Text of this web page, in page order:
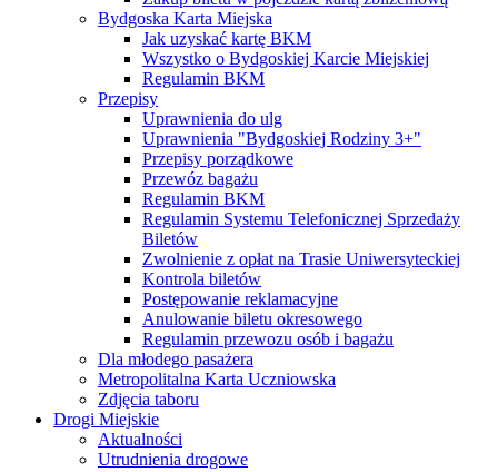
Bydgoska Karta Miejska
Jak uzyskać kartę BKM
Wszystko o Bydgoskiej Karcie Miejskiej
Regulamin BKM
Przepisy
Uprawnienia do ulg
Uprawnienia "Bydgoskiej Rodziny 3+"
Przepisy porządkowe
Przewóz bagażu
Regulamin BKM
Regulamin Systemu Telefonicznej Sprzedaży
Biletów
Zwolnienie z opłat na Trasie Uniwersyteckiej
Kontrola biletów
Postępowanie reklamacyjne
Anulowanie biletu okresowego
Regulamin przewozu osób i bagażu
Dla młodego pasażera
Metropolitalna Karta Uczniowska
Zdjęcia taboru
Drogi Miejskie
Aktualności
Utrudnienia drogowe